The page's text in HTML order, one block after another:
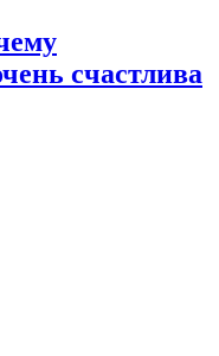
счастлива